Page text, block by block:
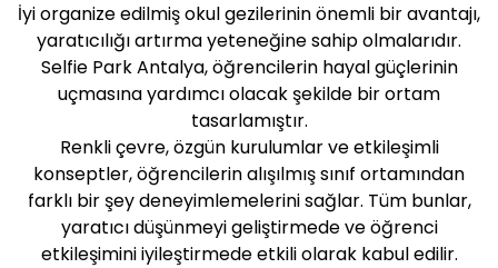
İyi organize edilmiş okul gezilerinin önemli bir avantajı,
yaratıcılığı artırma yeteneğine sahip olmalarıdır.
Selfie Park Antalya, öğrencilerin hayal güçlerinin
uçmasına yardımcı olacak şekilde bir ortam
tasarlamıştır.
Renkli çevre, özgün kurulumlar ve etkileşimli
konseptler, öğrencilerin alışılmış sınıf ortamından
farklı bir şey deneyimlemelerini sağlar. Tüm bunlar,
yaratıcı düşünmeyi geliştirmede ve öğrenci
etkileşimini iyileştirmede etkili olarak kabul edilir.